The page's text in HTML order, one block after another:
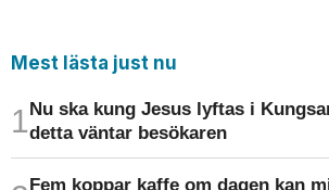
Mest lästa just nu
Nu ska kung Jesus lyftas i
detta väntar besökaren
Fem koppar kaffe om dagen kan